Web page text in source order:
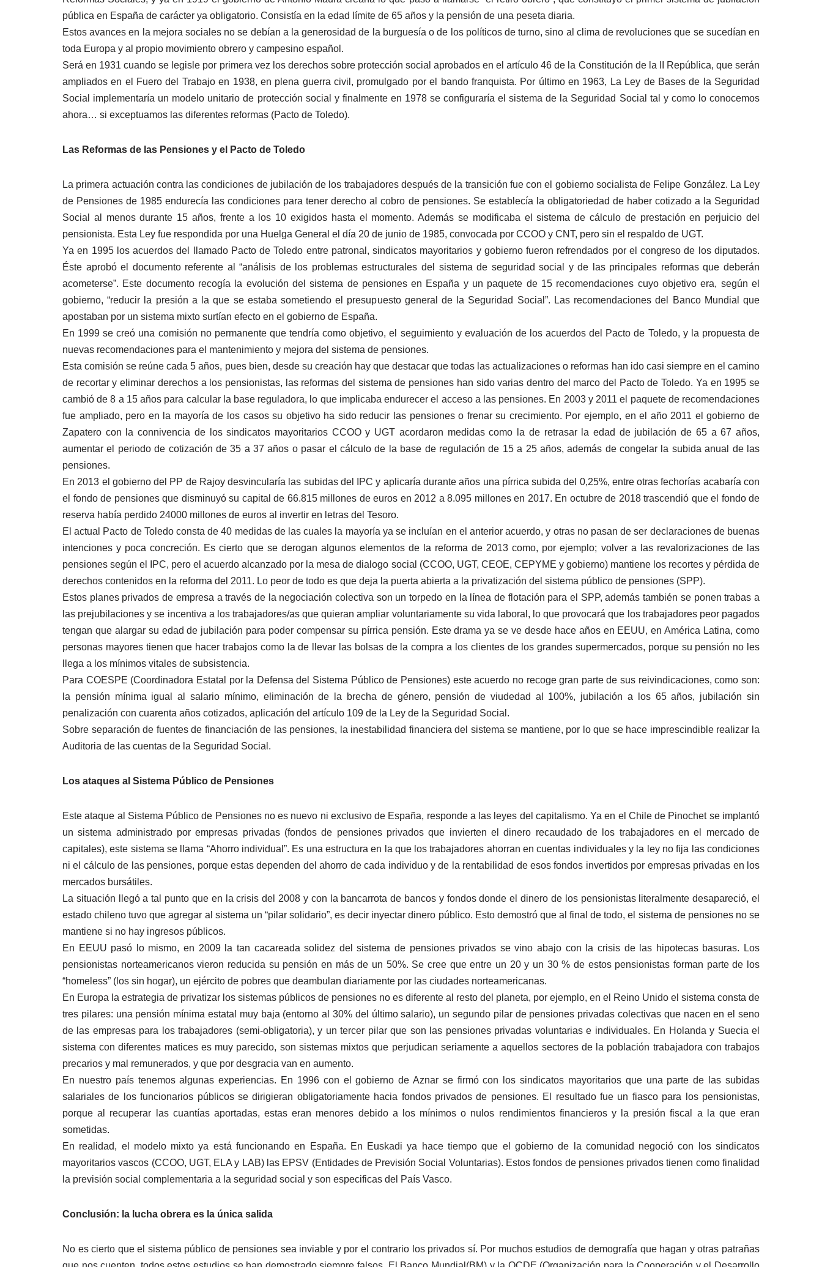
pública en España de carácter ya obligatorio. Consistía en la edad límite de 65 años y la pensión de una peseta diaria.
Estos avances en la mejora sociales no se debían a la generosidad de la burguesía o de los políticos de turno, sino al clima de revoluciones que se sucedían en
toda Europa y al propio movimiento obrero y campesino español.
Será en 1931 cuando se legisle por primera vez los derechos sobre protección social aprobados en el artículo 46 de la Constitución de la II República, que serán
ampliados en el Fuero del Trabajo en 1938, en plena guerra civil, promulgado por el bando franquista. Por último en 1963, La Ley de Bases de la Seguridad
Social implementaría un modelo unitario de protección social y finalmente en 1978 se configuraría el sistema de la Seguridad Social tal y como lo conocemos
ahora… si exceptuamos las diferentes reformas (Pacto de Toledo).
Las Reformas de las Pensiones y el Pacto de Toledo
La primera actuación contra las condiciones de jubilación de los trabajadores después de la transición fue con el gobierno socialista de Felipe González. La Ley
de Pensiones de 1985 endurecía las condiciones para tener derecho al cobro de pensiones. Se establecía la obligatoriedad de haber cotizado a la Seguridad
Social al menos durante 15 años, frente a los 10 exigidos hasta el momento. Además se modificaba el sistema de cálculo de prestación en perjuicio del
pensionista. Esta Ley fue respondida por una Huelga General el día 20 de junio de 1985, convocada por CCOO y CNT, pero sin el respaldo de UGT.
Ya en 1995 los acuerdos del llamado Pacto de Toledo entre patronal, sindicatos mayoritarios y gobierno fueron refrendados por el congreso de los diputados.
Éste aprobó el documento referente al “análisis de los problemas estructurales del sistema de seguridad social y de las principales reformas que deberán
acometerse”. Este documento recogía la evolución del sistema de pensiones en España y un paquete de 15 recomendaciones cuyo objetivo era, según el
gobierno, “reducir la presión a la que se estaba sometiendo el presupuesto general de la Seguridad Social”. Las recomendaciones del Banco Mundial que
apostaban por un sistema mixto surtían efecto en el gobierno de España.
En 1999 se creó una comisión no permanente que tendría como objetivo, el seguimiento y evaluación de los acuerdos del Pacto de Toledo, y la propuesta de
nuevas recomendaciones para el mantenimiento y mejora del sistema de pensiones.
Esta comisión se reúne cada 5 años, pues bien, desde su creación hay que destacar que todas las actualizaciones o reformas han ido casi siempre en el camino
de recortar y eliminar derechos a los pensionistas, las reformas del sistema de pensiones han sido varias dentro del marco del Pacto de Toledo. Ya en 1995 se
cambió de 8 a 15 años para calcular la base reguladora, lo que implicaba endurecer el acceso a las pensiones. En 2003 y 2011 el paquete de recomendaciones
fue ampliado, pero en la mayoría de los casos su objetivo ha sido reducir las pensiones o frenar su crecimiento. Por ejemplo, en el año 2011 el gobierno de
Zapatero con la connivencia de los sindicatos mayoritarios CCOO y UGT acordaron medidas como la de retrasar la edad de jubilación de 65 a 67 años,
aumentar el periodo de cotización de 35 a 37 años o pasar el cálculo de la base de regulación de 15 a 25 años, además de congelar la subida anual de las
pensiones.
En 2013 el gobierno del PP de Rajoy desvincularía las subidas del IPC y aplicaría durante años una pírrica subida del 0,25%, entre otras fechorías acabaría con
el fondo de pensiones que disminuyó su capital de 66.815 millones de euros en 2012 a 8.095 millones en 2017. En octubre de 2018 trascendió que el fondo de
reserva había perdido 24000 millones de euros al invertir en letras del Tesoro.
El actual Pacto de Toledo consta de 40 medidas de las cuales la mayoría ya se incluían en el anterior acuerdo, y otras no pasan de ser declaraciones de buenas
intenciones y poca concreción. Es cierto que se derogan algunos elementos de la reforma de 2013 como, por ejemplo; volver a las revalorizaciones de las
pensiones según el IPC, pero el acuerdo alcanzado por la mesa de dialogo social (CCOO, UGT, CEOE, CEPYME y gobierno) mantiene los recortes y pérdida de
derechos contenidos en la reforma del 2011. Lo peor de todo es que deja la puerta abierta a la privatización del sistema público de pensiones (SPP).
Estos planes privados de empresa a través de la negociación colectiva son un torpedo en la línea de flotación para el SPP, además también se ponen trabas a
las prejubilaciones y se incentiva a los trabajadores/as que quieran ampliar voluntariamente su vida laboral, lo que provocará que los trabajadores peor pagados
tengan que alargar su edad de jubilación para poder compensar su pírrica pensión. Este drama ya se ve desde hace años en EEUU, en América Latina, como
personas mayores tienen que hacer trabajos como la de llevar las bolsas de la compra a los clientes de los grandes supermercados, porque su pensión no les
llega a los mínimos vitales de subsistencia.
Para COESPE (Coordinadora Estatal por la Defensa del Sistema Público de Pensiones) este acuerdo no recoge gran parte de sus reivindicaciones, como son:
la pensión mínima igual al salario mínimo, eliminación de la brecha de género, pensión de viudedad al 100%, jubilación a los 65 años, jubilación sin
penalización con cuarenta años cotizados, aplicación del artículo 109 de la Ley de la Seguridad Social.
Sobre separación de fuentes de financiación de las pensiones, la inestabilidad financiera del sistema se mantiene, por lo que se hace imprescindible realizar la
Auditoria de las cuentas de la Seguridad Social.
Los ataques al Sistema Público de Pensiones
Este ataque al Sistema Público de Pensiones no es nuevo ni exclusivo de España, responde a las leyes del capitalismo. Ya en el Chile de Pinochet se implantó
un sistema administrado por empresas privadas (fondos de pensiones privados que invierten el dinero recaudado de los trabajadores en el mercado de
capitales), este sistema se llama “Ahorro individual”. Es una estructura en la que los trabajadores ahorran en cuentas individuales y la ley no fija las condiciones
ni el cálculo de las pensiones, porque estas dependen del ahorro de cada individuo y de la rentabilidad de esos fondos invertidos por empresas privadas en los
mercados bursátiles.
La situación llegó a tal punto que en la crisis del 2008 y con la bancarrota de bancos y fondos donde el dinero de los pensionistas literalmente desapareció, el
estado chileno tuvo que agregar al sistema un “pilar solidario”, es decir inyectar dinero público. Esto demostró que al final de todo, el sistema de pensiones no se
mantiene si no hay ingresos públicos.
En EEUU pasó lo mismo, en 2009 la tan cacareada solidez del sistema de pensiones privados se vino abajo con la crisis de las hipotecas basuras. Los
pensionistas norteamericanos vieron reducida su pensión en más de un 50%. Se cree que entre un 20 y un 30 % de estos pensionistas forman parte de los
“homeless” (los sin hogar), un ejército de pobres que deambulan diariamente por las ciudades norteamericanas.
En Europa la estrategia de privatizar los sistemas públicos de pensiones no es diferente al resto del planeta, por ejemplo, en el Reino Unido el sistema consta de
tres pilares: una pensión mínima estatal muy baja (entorno al 30% del último salario), un segundo pilar de pensiones privadas colectivas que nacen en el seno
de las empresas para los trabajadores (semi-obligatoria), y un tercer pilar que son las pensiones privadas voluntarias e individuales. En Holanda y Suecia el
sistema con diferentes matices es muy parecido, son sistemas mixtos que perjudican seriamente a aquellos sectores de la población trabajadora con trabajos
precarios y mal remunerados, y que por desgracia van en aumento.
En nuestro país tenemos algunas experiencias. En 1996 con el gobierno de Aznar se firmó con los sindicatos mayoritarios que una parte de las subidas
salariales de los funcionarios públicos se dirigieran obligatoriamente hacia fondos privados de pensiones. El resultado fue un fiasco para los pensionistas,
porque al recuperar las cuantías aportadas, estas eran menores debido a los mínimos o nulos rendimientos financieros y la presión fiscal a la que eran
sometidas.
En realidad, el modelo mixto ya está funcionando en España. En Euskadi ya hace tiempo que el gobierno de la comunidad negoció con los sindicatos
mayoritarios vascos (CCOO, UGT, ELA y LAB) las EPSV (Entidades de Previsión Social Voluntarias). Estos fondos de pensiones privados tienen como finalidad
la previsión social complementaria a la seguridad social y son especificas del País Vasco.
Conclusión: la lucha obrera es la única salida
No es cierto que el sistema público de pensiones sea inviable y por el contrario los privados sí. Por muchos estudios de demografía que hagan y otras patrañas